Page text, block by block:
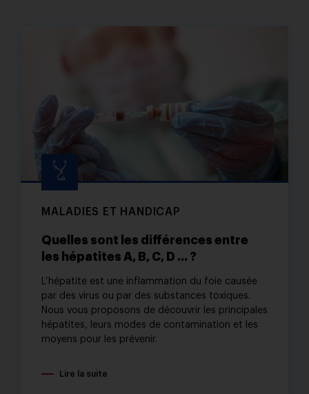
MALADIES ET HANDICAP
Quelles sont les différences entre
les hépatites A, B, C, D ... ?
L’hépatite est une inflammation du foie causée
par des virus ou par des substances toxiques.
Nous vous proposons de découvrir les principales
hépatites, leurs modes de contamination et les
moyens pour les prévenir.
Lire la suite